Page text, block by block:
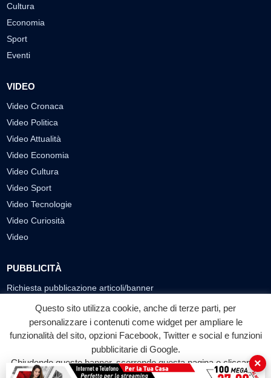
Cultura
Economia
Sport
Eventi
VIDEO
Video Cronaca
Video Politica
Video Attualità
Video Economia
Video Cultura
Video Sport
Video Tecnologie
Video Curiosità
Video
PUBBLICITÀ
Richiesta pubblicazione articoli/banner
SEGUICI SUI SOCIAL
f
Facebook
◎ ▶
YouTube
Questo sito utilizza cookie, anche di terze parti, per
personalizzare i contenuti come widget per ampliare le
funzionalità del sito, opzioni Facebook, Twitter e social e funzioni
pubblicitarie di Google.
Chiudendo questo banner, scorrendo questa pagina o cliccando
×